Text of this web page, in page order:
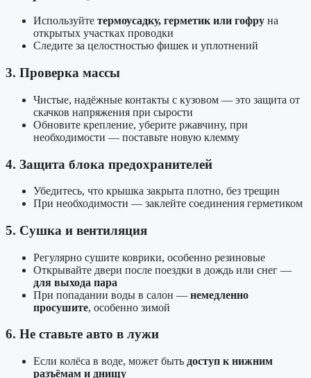
Используйте термоусадку, герметик или гофру на
открытых участках проводки
Следите за целостностью фишек и уплотнений
3. Проверка массы
Чистые, надёжные контакты с кузовом — это защита от
скачков напряжения при сырости
Обновите крепление, уберите ржавчину, при
необходимости — поставьте новую клемму
4. Защита блока предохранителей
Убедитесь, что крышка закрыта плотно, без трещин
При необходимости — заклейте соединения герметиком
5. Сушка и вентиляция
Регулярно сушите коврики, особенно резиновые
Открывайте двери после поездки в дождь или снег —
для выхода пара
При попадании воды в салон — немедленно
просушите, особенно зимой
6. Не ставьте авто в лужи
Если колёса в воде, может быть доступ к нижним
разъёмам и днищу